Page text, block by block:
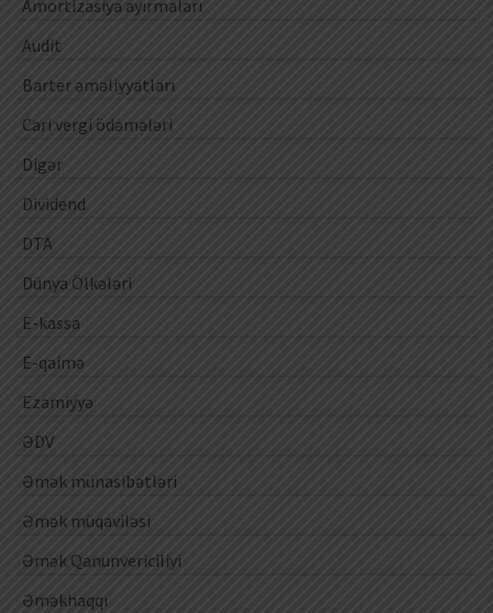
Amortizasiya ayırmaları
Audit
Barter əməliyyatları
Cari vergi ödəmələri
Digər
Dividend
DTA
Dünya Ölkələri
E-kassa
E-qaimə
Ezamiyyə
ƏDV
Əmək münasibətləri
Əmək müqaviləsi
Əmək Qanunvericiliyi
Əməkhaqqı